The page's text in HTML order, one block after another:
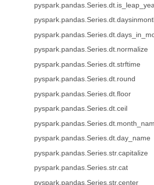
pyspark.pandas.Series.dt.normalize
pyspark.pandas.Series.dt.strftime
pyspark.pandas.Series.dt.round
pyspark.pandas.Series.dt.floor
pyspark.pandas.Series.dt.ceil
pyspark.pandas.Series.dt.day_name
pyspark.pandas.Series.str.capitalize
pyspark.pandas.Series.str.cat
pyspark.pandas.Series.str.center